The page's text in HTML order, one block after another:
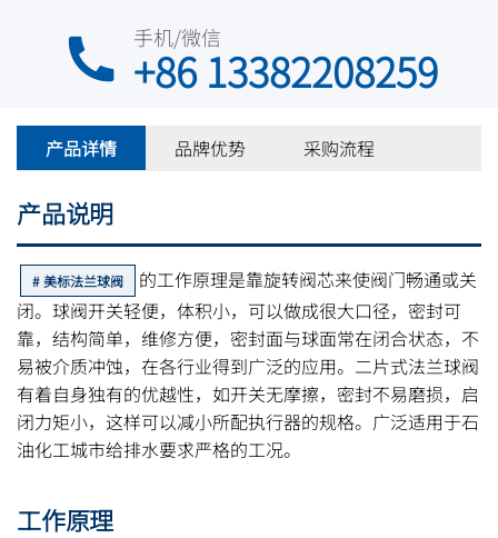
手机/微信
+86 13382208259
产品详情 品牌优势 采购流程
产品说明
美标法兰球阀
的工作原理是靠旋转阀芯来使阀门畅通或关
闭。球阀开关轻便，体积小，可以做成很大口径，密封可
靠，结构简单，维修方便，密封面与球面常在闭合状态，不
易被介质冲蚀，在各行业得到广泛的应用。二片式法兰球阀
有着自身独有的优越性，如开关无摩擦，密封不易磨损，启
闭力矩小，这样可以减小所配执行器的规格。广泛适用于石
油化工城市给排水要求严格的工况。
工作原理